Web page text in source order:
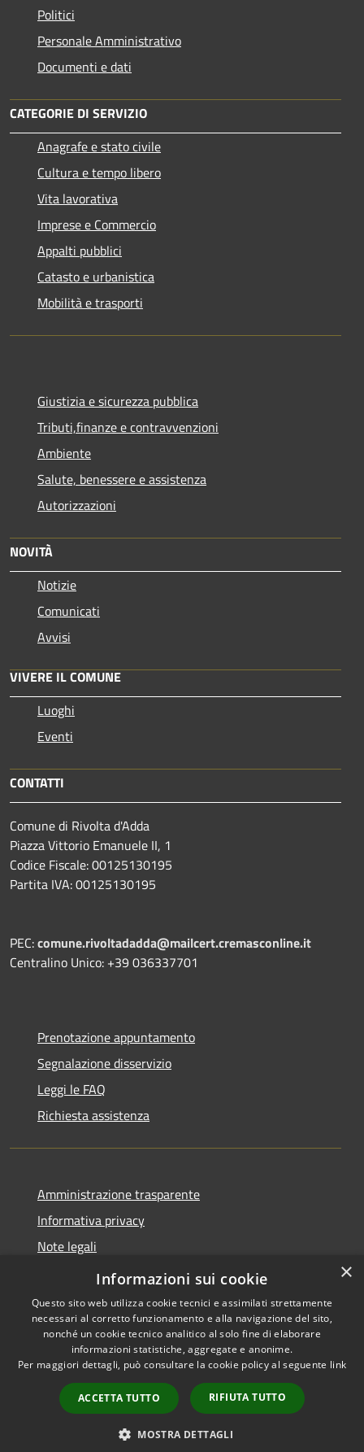
Politici
Personale Amministrativo
Documenti e dati
CATEGORIE DI SERVIZIO
Anagrafe e stato civile
Cultura e tempo libero
Vita lavorativa
Imprese e Commercio
Appalti pubblici
Catasto e urbanistica
Mobilità e trasporti
Giustizia e sicurezza pubblica
Tributi,finanze e contravvenzioni
Ambiente
Salute, benessere e assistenza
Autorizzazioni
NOVITÀ
Notizie
Comunicati
Avvisi
VIVERE IL COMUNE
Luoghi
Eventi
CONTATTI
Comune di Rivolta d'Adda
Piazza Vittorio Emanuele II, 1
Codice Fiscale: 00125130195
Partita IVA: 00125130195
PEC:comune.rivoltadadda@mailcert.cremasconline.it
Centralino Unico: +39 036337701
Prenotazione appuntamento
Segnalazione disservizio
Leggi le FAQ
Richiesta assistenza
Amministrazione trasparente
Informativa privacy
Note legali
Dichiarazione di accessibilità
Accessibilità
Powered byMunicipium
Accesso redazione
×
Informazioni sui cookie
Questo sito web utilizza cookie tecnici e assimilati strettamente
necessari al corretto funzionamento e alla navigazione del sito,
nonché un cookie tecnico analitico al solo fine di elaborare
informazioni statistiche, aggregate e anonime.
Per maggiori dettagli, può consultare la cookie policy al seguente link
ACCETTA TUTTO RIFIUTA TUTTO
MOSTRA DETTAGLI